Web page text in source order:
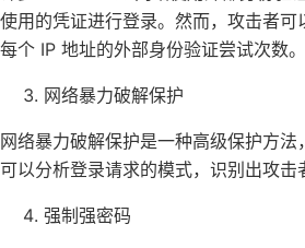
使用的凭证进行登录。然而，攻击者
每个 IP 地址的外部身份验证尝试次数
网络暴力破解保护
网络暴力破解保护是一种高级保护方
可以分析登录请求的模式，识别出攻
强制强密码